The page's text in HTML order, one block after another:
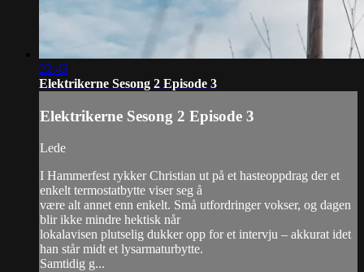
22:43
Elektrikerne Sesong 2 Episode 3
Elektrikerne Sesong 2 Episode 3
Lede
I Hammerfest rykker Christian ut på et hasteoppdrag der et
enkelt termostatbytte viser seg å
være alt annet enn enkelt. Små utfordringer vokser, og dagen
blir ikke mindre hektisk når
lokalavisen plutselig dukker opp for et intervju – akkurat idet
han står midt et lysarmaturbytte.
Samtidig g...